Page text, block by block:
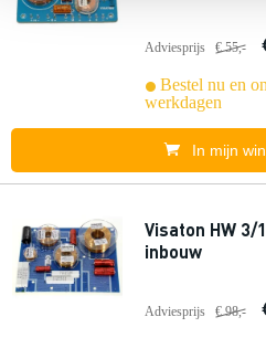
Adviesprijs € 55,-
Bestel nu en
werkdagen
In mijn
Visaton HW 3/
inbouw
Adviesprijs € 98,-